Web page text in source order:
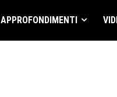
APPROFONDIMENTI